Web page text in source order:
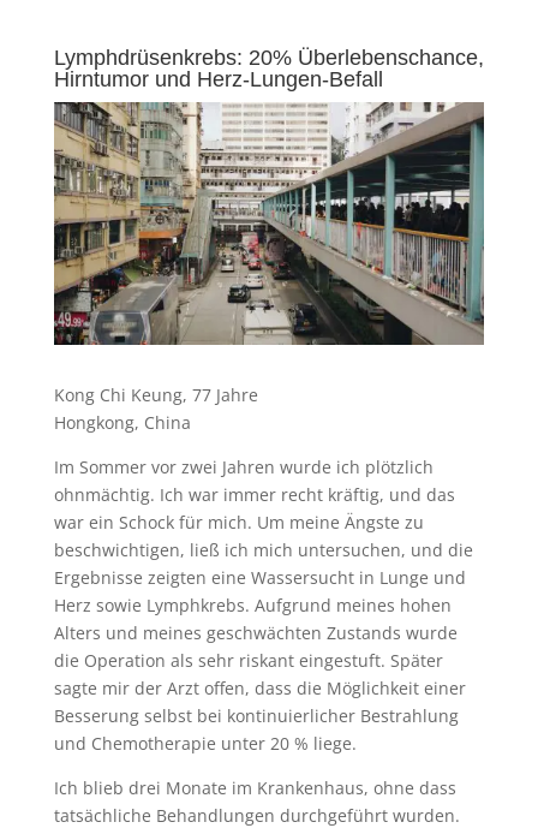
Lymphdrüsenkrebs: 20% Überlebenschance,
Hirntumor und Herz-Lungen-Befall
Kong Chi Keung, 77 Jahre
Hongkong, China
Im Sommer vor zwei Jahren wurde ich plötzlich
ohnmächtig. Ich war immer recht kräftig, und das
war ein Schock für mich. Um meine Ängste zu
beschwichtigen, ließ ich mich untersuchen, und die
Ergebnisse zeigten eine Wassersucht in Lunge und
Herz sowie Lymphkrebs. Aufgrund meines hohen
Alters und meines geschwächten Zustands wurde
die Operation als sehr riskant eingestuft. Später
sagte mir der Arzt offen, dass die Möglichkeit einer
Besserung selbst bei kontinuierlicher Bestrahlung
und Chemotherapie unter 20 % liege.
Ich blieb drei Monate im Krankenhaus, ohne dass
tatsächliche Behandlungen durchgeführt wurden.